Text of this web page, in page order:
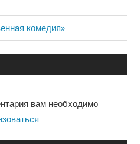
комедия»
вам необходимо